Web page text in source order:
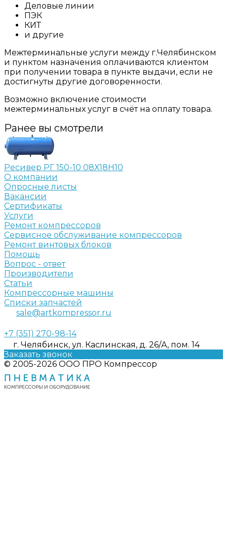
Деловые линии
ПЭК
КИТ
и другие
Межтерминальные услуги между г.Челябинском
и пунктом назначения оплачиваются клиентом
при получении товара в пункте выдачи, если не
достигнуты другие договоренности.
Возможно включение стоимости
межтерминальных услуг в счёт на оплату товара.
Ранее вы смотрели
Ресивер РГ 150-10 08Х18Н10
О компании
Опросные листы
Вакансии
Сертификаты
Услуги
Ремонт компрессоров
Сервисное обслуживание компрессоров
Ремонт винтовых блоков
Помощь
Вопрос - ответ
Производители
Статьи
Компрессорные машины
Списки запчастей
sale@artkompressor.ru
+7 (351) 270-98-14
г. Челябинск, ул. Каслинская, д. 26/А, пом. 14
Заказать звонок
© 2005-2026 ООО ПРО Компрессор